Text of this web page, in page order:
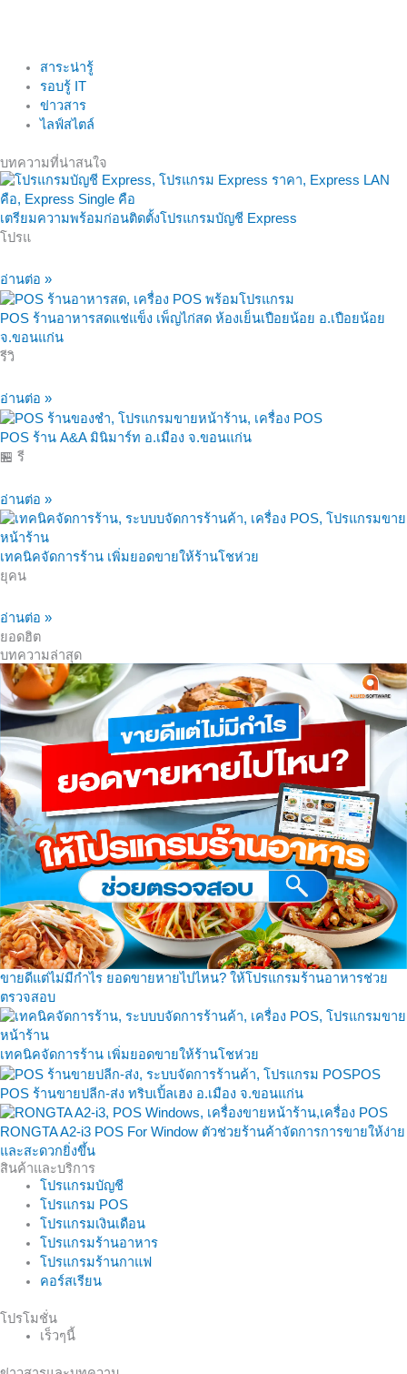
สาระน่ารู้
รอบรู้ IT
ข่าวสาร
ไลฟ์สไตล์
บทความที่น่าสนใจ
เตรียมความพร้อมก่อนติดตั้งโปรแกรมบัญชี Express
โปรแ
อ่านต่อ »
POS ร้านอาหารสดแช่แข็ง เพ็ญไก่สด ห้องเย็นเปือยน้อย อ.เปือยน้อย
จ.ขอนแก่น
รีวิ
อ่านต่อ »
POS ร้าน A&A มินิมาร์ท อ.เมือง จ.ขอนแก่น
🏪 รี
อ่านต่อ »
เทคนิคจัดการร้าน เพิ่มยอดขายให้ร้านโชห่วย
ยุคน
อ่านต่อ »
ยอดฮิต
บทความล่าสุด
ขายดีแต่ไม่มีกำไร ยอดขายหายไปไหน? ให้โปรแกรมร้านอาหารช่วย
ตรวจสอบ
เทคนิคจัดการร้าน เพิ่มยอดขายให้ร้านโชห่วย
POS ร้านขายปลีก-ส่ง ทริบเปิ้ลเฮง อ.เมือง จ.ขอนแก่น
RONGTA A2-i3 POS For Window ตัวช่วยร้านค้าจัดการการขายให้ง่าย
และสะดวกยิ่งขึ้น
สินค้าและบริการ
โปรแกรมบัญชี
โปรแกรม POS
โปรแกรมเงินเดือน
โปรแกรมร้านอาหาร
โปรแกรมร้านกาแฟ
คอร์สเรียน
โปรโมชั่น
เร็วๆนี้